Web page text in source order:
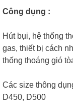
Công dụng :
Hút bụi, hệ thống
gas, thiết bị cách
thống thoáng gió
Các size thông
D450, D500